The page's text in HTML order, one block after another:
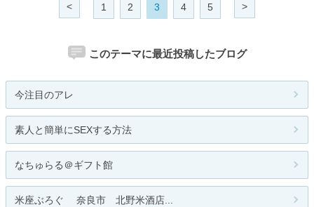
< 1 2 3 4 5 >
このテーマに最近投稿したブログ
今注目のアレ
素人と簡単にSEXする方法
なちゅらる＠ギフト館
米座ぶろぐ 奈良市 北野米酒店...